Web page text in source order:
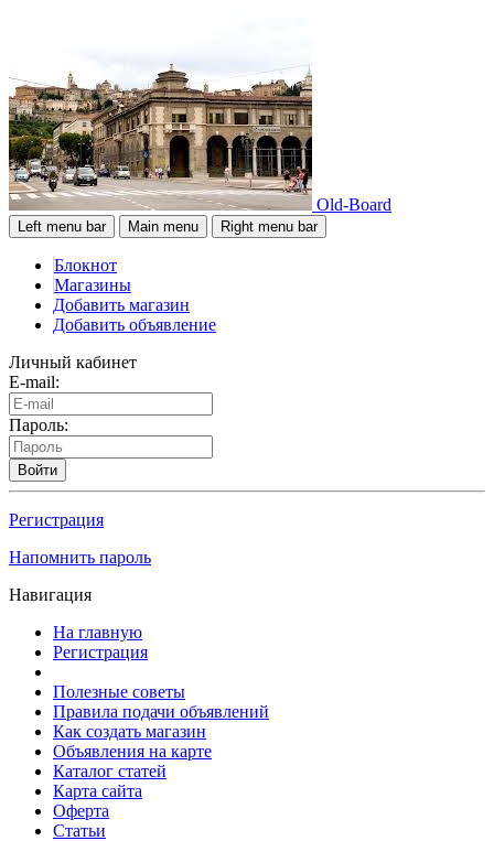
Old-Board
Left menu bar Main menu Right menu bar
Блокнот
Магазины
Добавить магазин
Добавить объявление
Личный кабинет
E-mail:
Пароль:
Войти
Регистрация
Напомнить пароль
Навигация
На главную
Регистрация
Полезные советы
Правила подачи объявлений
Как создать магазин
Объявления на карте
Каталог статей
Карта сайта
Оферта
Статьи